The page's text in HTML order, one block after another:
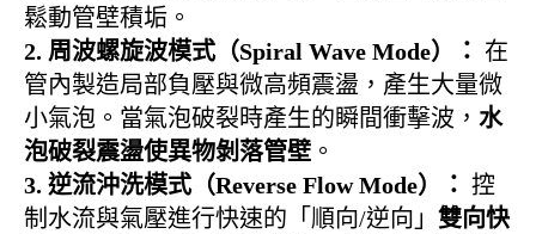
鬆動管壁積垢。
2. 周波螺旋波模式（Spiral Wave Mode）： 在
管內製造局部負壓與微高頻震盪，產生大量微
小氣泡。當氣泡破裂時產生的瞬間衝擊波， 水
泡破裂震盪使異物剝落管壁 。
3. 逆流沖洗模式（Reverse Flow Mode）： 控
制水流與氣壓進行快速的「順向/逆向」 雙向快